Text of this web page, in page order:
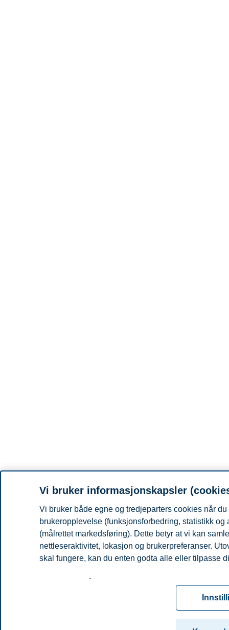
Vi bruker informasjonskapsler
Vi bruker både egne og tredjeparters cookies når
brukeropplevelse (funksjonsforbedring, statistikk
(målrettet markedsføring). Dette betyr at vi kan
nettleseraktivitet, lokasjon og brukerpreferanser.
skal fungere, kan du enten godta alle eller tilpasse
for informasjonskapsler. Du kan når som helst
ved å klikke på «Cookies» nederst på nettsiden vår.